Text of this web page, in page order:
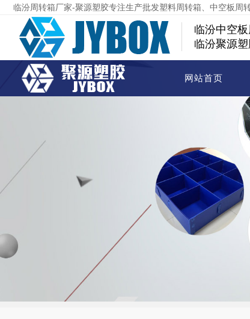
临汾周转箱厂家-聚源塑胶专注生产批发塑料周转箱、中空板周
临汾中空
临汾聚源
网站首页